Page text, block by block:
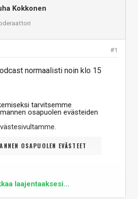
Kokkonen
#1
normaalisti noin klo 15
tarvitsemme
osapuolen evästeiden
.
OSAPUOLEN EVÄSTEET
laajentaaksesi...